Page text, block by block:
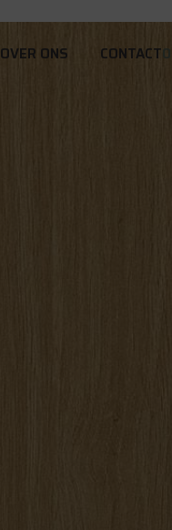
OVER ONS CONTACT